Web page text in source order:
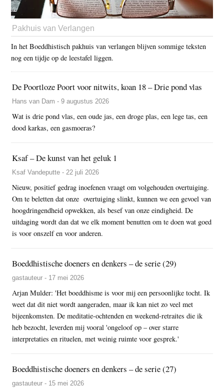
Pakhuis van Verlangen
In het Boeddhistisch pakhuis van verlangen blijven sommige teksten
nog een tijdje op de leestafel liggen.
De Poortloze Poort voor nitwits, koan 18 – Drie pond vlas
Hans van Dam - 9 augustus 2026
Wat is drie pond vlas, een oude jas, een droge plas, een lege tas, een
dood karkas, een gasmoeras?
Ksaf – De kunst van het geluk 1
Ksaf Vandeputte - 22 juli 2026
Nieuw, positief gedrag inoefenen vraagt om volgehouden overtuiging.
Om te beletten dat onze overtuiging slinkt, kunnen we een gevoel van
hoogdringendheid opwekken, als besef van onze eindigheid. De
uitdaging wordt dan dat we elk moment benutten om te doen wat goed
is voor onszelf en voor anderen.
Boeddhistische doeners en denkers – de serie (29)
gastauteur - 17 mei 2026
Arjan Mulder: 'Het boeddhisme is voor mij een persoonlijke tocht. Ik
weet dat dit niet wordt aangeraden, maar ik kan niet zo veel met
bijeenkomsten. De meditatie-ochtenden en weekend-retraites die ik
heb bezocht, leverden mij vooral 'ongeloof op – over starre
interpretaties en rituelen, met weinig ruimte voor gesprek.'
Boeddhistische doeners en denkers – de serie (27)
gastauteur - 15 mei 2026